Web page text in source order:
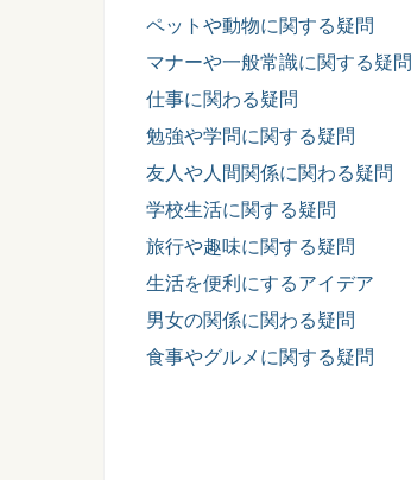
ペットや動物に関する疑問
マナーや一般常識に関する疑問
仕事に関わる疑問
勉強や学問に関する疑問
友人や人間関係に関わる疑問
学校生活に関する疑問
旅行や趣味に関する疑問
生活を便利にするアイデア
男女の関係に関わる疑問
食事やグルメに関する疑問